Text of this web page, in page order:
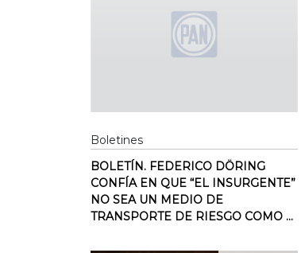
Boletines
BOLETÍN. FEDERICO DÖRING
CONFÍA EN QUE “EL INSURGENTE”
NO SEA UN MEDIO DE
TRANSPORTE DE RIESGO COMO ...